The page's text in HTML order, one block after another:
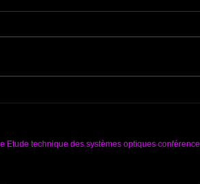
avez été plusieurs à me
Etude technique des systèmes optiques conférence